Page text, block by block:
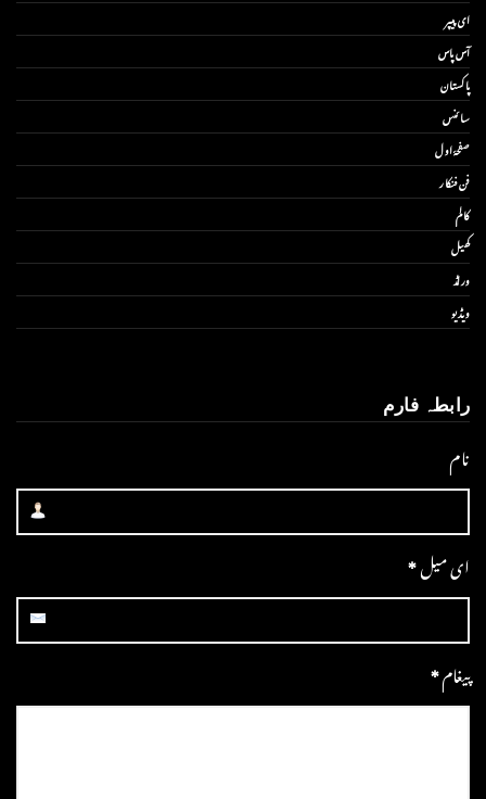
ای پیپر
آس پاس
پاکستان
سائنس
صفحۂ اول
فن فنکار
کالم
کھیل
ورلڈ
ویڈیو
رابطہ فارم
نام
ای میل*
پیغام*